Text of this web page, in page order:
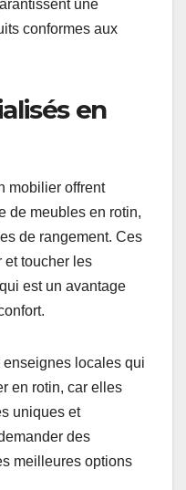
?
rangement en rotin
tourner vers des
sites de vente en
une
conformes aux
en
offrent